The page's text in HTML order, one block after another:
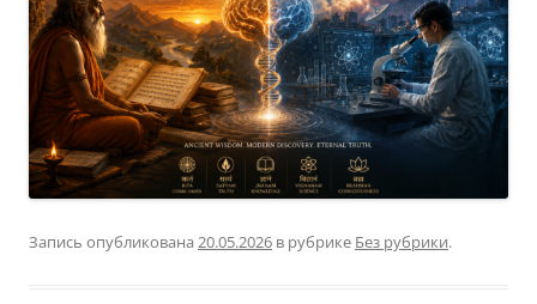
Запись опубликована 20.05.2026 в рубрике Без рубрики.